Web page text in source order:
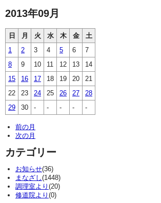
2013年09月
日 月 火 水 木 金
土
1
2 3 4 5 6
7
8
9 10 11 12 13
14
15
16 17 18 19 20
21
22
23 24 25 26 27
28
29
30 - - - - -
前の月
次の月
カテゴリー
お知らせ(36)
まなざし(1448)
調理室より (20)
修道院より (0)